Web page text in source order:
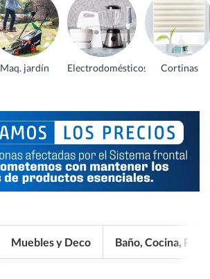
Maq. jardín Electrodomésticos Cortinas
Muebles y Deco Baño, Cocina, Pisos